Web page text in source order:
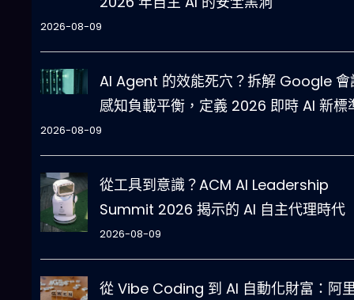
2026-08-09
AI Agent 的效能死穴？拆解 Google 會
感知負載平衡，定義 2026 即時 AI 新標
2026-08-09
從工具到意識？ACM AI Leadership
Summit 2026 揭示的 AI 自主代理時代
2026-08-09
從 Vibe Coding 到 AI 自動化財富：阿